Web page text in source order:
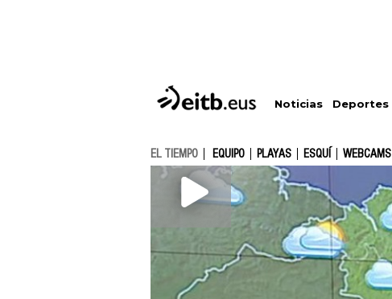
Noticias Deportes
EL TIEMPO EQUIPO PLAYAS ESQUÍ WEBCAMS